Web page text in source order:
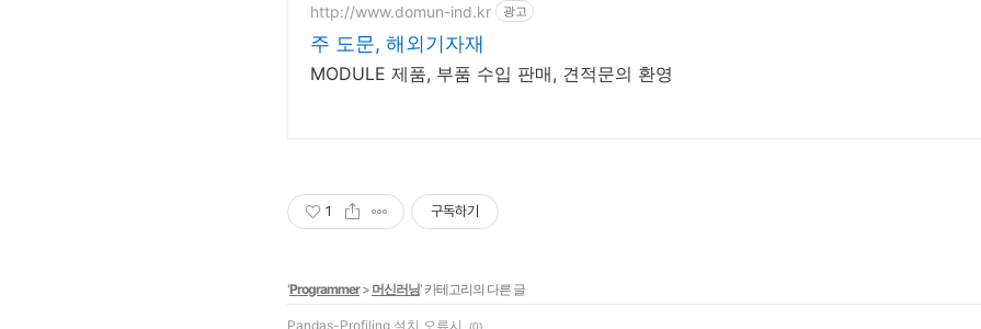
http://www.domun-ind.kr 광고
주 도문, 해외기자재
MODULE 제품, 부품 수입 판매, 견적문의 환영
1 구독하기
'Programmer> 머신러닝' 카테고리의 다른 글
Pandas-Profiling 설치 오류시 (0)